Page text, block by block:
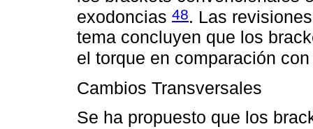
exodoncias 48. Las
tema concluyen que los
el torque en comparación
Cambios Transversales
Se ha propuesto que los